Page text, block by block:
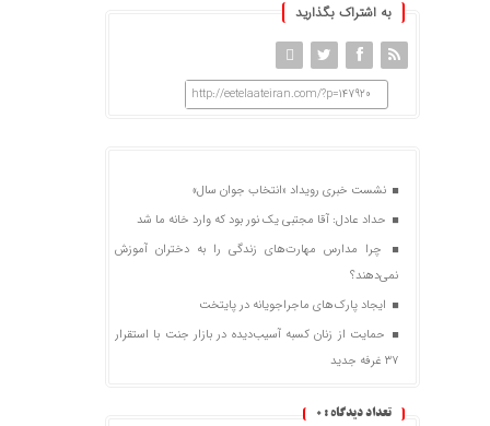
به اشتراک بگذارید
http://eetelaateiran.com/?p=147920
نشست خبری رویداد «انتخاب جوان سال»
حداد عادل: آقا مجتبی یک نور بود که وارد خانه ما شد
چرا مدارس مهارت‌های زندگی را به دختران آموزش
نمی‌دهند؟
ایجاد پارک‌های ماجراجویانه در پایتخت
حمایت از زنان کسبه آسیب‌دیده در بازار جنت با استقرار
۳۷ غرفه جدید
تعداد دیدگاه : 0